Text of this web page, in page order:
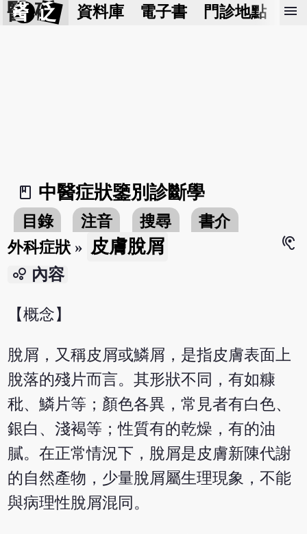
醫 砭 資料庫 電子書 門診地點 預
menu
book_2
中醫症狀鑒別診斷學
目錄 注音 搜尋
書介
外科症狀 » 皮膚脫屑
hearing
bubble_chart 內容
【概念】
脫屑，又稱皮屑或鱗屑，是指皮膚表面上
脫落的殘片而言。其形狀不同，有如糠
秕、鱗片等；顏色各異，常見者有白色、
銀白、淺褐等；性質有的乾燥，有的油
膩。在正常情況下，脫屑是皮膚新陳代謝
的自然產物，少量脫屑屬生理現象，不能
與病理性脫屑混同。